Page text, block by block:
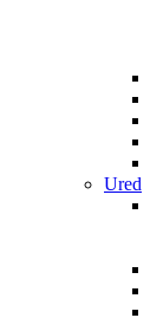
Ured